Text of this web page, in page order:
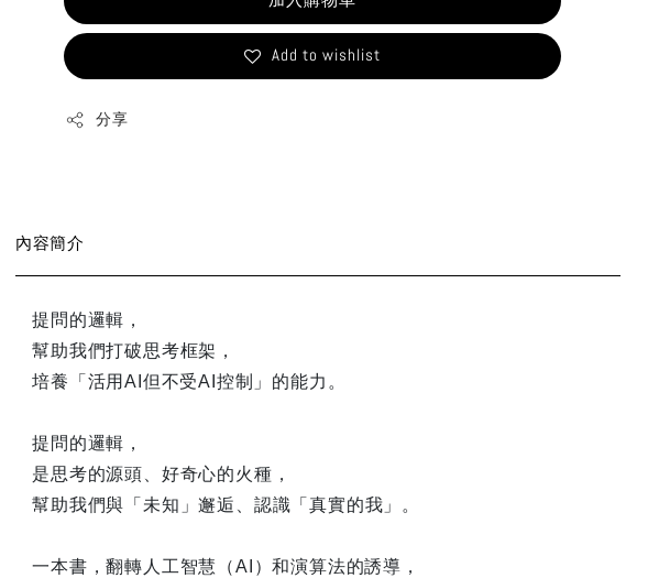
Add to wishlist
分享
內容簡介
提問的邏輯，
幫助我們打破思考框架，
培養「活用AI但不受AI控制」的能力。
提問的邏輯，
是思考的源頭、好奇心的火種，
幫助我們與「未知」邂逅、認識「真實的我」。
一本書，翻轉人工智慧（AI）和演算法的誘導，